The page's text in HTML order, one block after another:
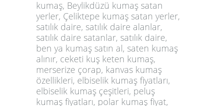
kumaş, Beylikdüzü kumaş satan
yerler, Çeliktepe kumaş satan yerler,
satılık daire, satılık daire alanlar,
satılık daire satanlar, satılık daire,
ben ya kumaş satın al, saten kumaş
alınır, ceketi kuş keten kumaş,
merserize çorap, kanvas kumaş
özellikleri, elbiselik kumaş fiyatları,
elbiselik kumaş çeşitleri, peluş
kumaş fiyatları, polar kumaş fiyat,